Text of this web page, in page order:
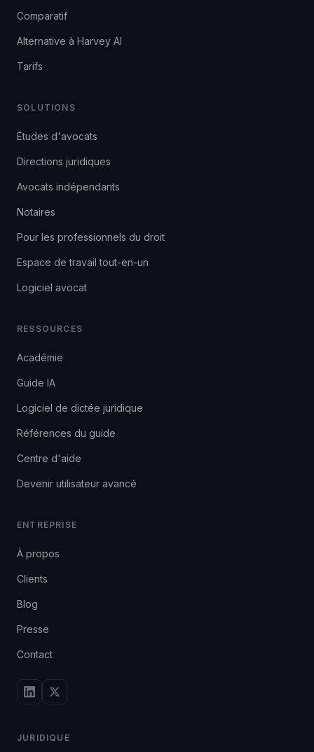
Comparatif
Alternative à Harvey AI
Tarifs
SOLUTIONS
Études d'avocats
Directions juridiques
Avocats indépendants
Notaires
Pour les professionnels du droit
Espace de travail tout-en-un
Logiciel avocat
RESSOURCES
Académie
Guide IA
Logiciel de dictée juridique
Références du guide
Centre d'aide
Devenir utilisateur avancé
ENTREPRISE
À propos
Clients
Blog
Presse
Contact
JURIDIQUE